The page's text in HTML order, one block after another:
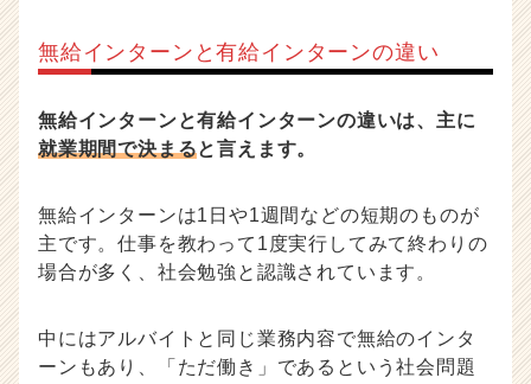
無給インターンと有給インターンの違い
無給インターンと有給インターンの違いは、主に
就業期間で決まると言えます。
無給インターンは1日や1週間などの短期のものが
主です。仕事を教わって1度実行してみて終わりの
場合が多く、社会勉強と認識されています。
中にはアルバイトと同じ業務内容で無給のインタ
ーンもあり、「ただ働き」であるという社会問題